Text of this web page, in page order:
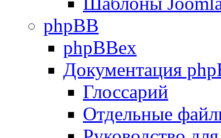
phpBB
phpBBex
Документация
Глоссарий
Отдельные